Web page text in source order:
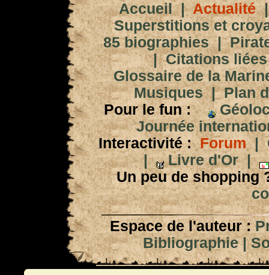
Accueil|Actualité
Superstitions et
85 biographies|
|Citations
Glossaire de la
Musiques|Plan
Pour le fun :
Journée
Interactivité : Forum|
|
Livre d'Or|
Un peu de shopping
Espace de l'auteur :
Bibliographie|